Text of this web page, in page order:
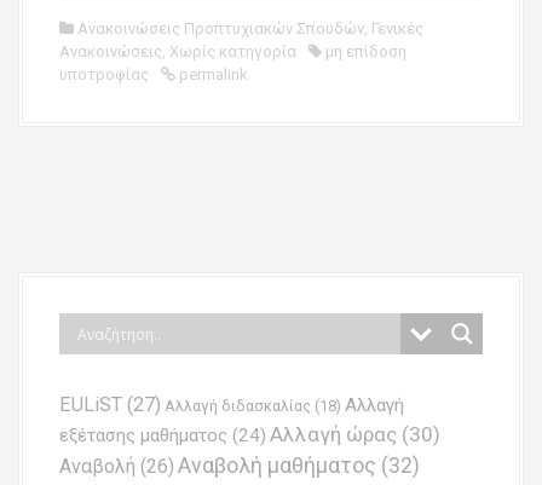
Ανακοινώσεις Προπτυχιακών Σπουδών, Γενικές
Ανακοινώσεις, Χωρίς κατηγορία
μη επίδοση
υποτροφίας
permalink
EULiST (27) Αλλαγή διδασκαλίας (18) Αλλαγή
εξέτασης μαθήματος (24) Αλλαγή ώρας (30)
Αναβολή (26) Αναβολή μαθήματος (32)